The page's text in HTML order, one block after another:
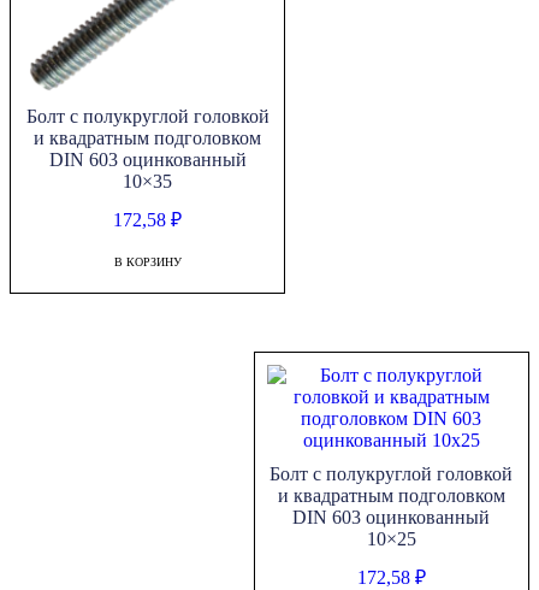
Болт с полукруглой головкой
и квадратным подголовком
DIN 603 оцинкованный
10×35
172,58₽
В КОРЗИНУ
Болт с полукруглой головкой
и квадратным подголовком
DIN 603 оцинкованный
10×25
172,58 ₽